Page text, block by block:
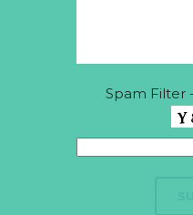
Spam Filter